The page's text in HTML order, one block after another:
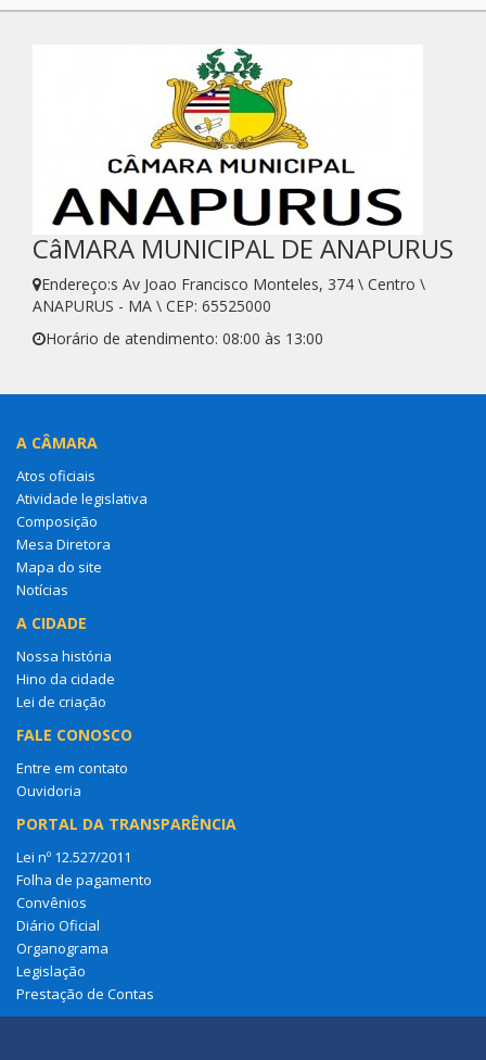
CâMARA MUNICIPAL DE ANAPURUS
Endereço:s Av Joao Francisco Monteles, 374 \ Centro \
ANAPURUS - MA \ CEP: 65525000
Horário de atendimento: 08:00 às 13:00
A CÂMARA
Atos oficiais
Atividade legislativa
Composição
Mesa Diretora
Mapa do site
Notícias
A CIDADE
Nossa história
Hino da cidade
Lei de criação
FALE CONOSCO
Entre em contato
Ouvidoria
PORTAL DA TRANSPARÊNCIA
Lei nº 12.527/2011
Folha de pagamento
Convênios
Diário Oficial
Organograma
Legislação
Prestação de Contas